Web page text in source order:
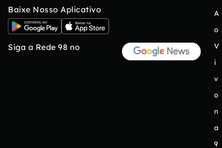
Baixe Nosso Aplicativo
Siga a Rede 98 no
A
o
V
i
v
o
n
a
9